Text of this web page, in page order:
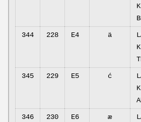
344 228 E4 ä
345 229 E5 ć
346 230 E6 æ